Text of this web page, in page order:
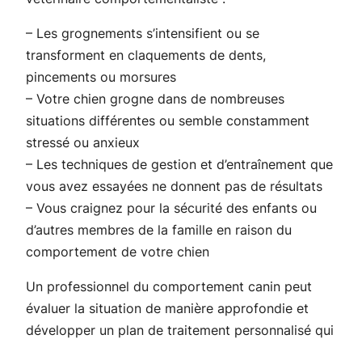
– Les grognements s’intensifient ou se
transforment en claquements de dents,
pincements ou morsures
– Votre chien grogne dans de nombreuses
situations différentes ou semble constamment
stressé ou anxieux
– Les techniques de gestion et d’entraînement que
vous avez essayées ne donnent pas de résultats
– Vous craignez pour la sécurité des enfants ou
d’autres membres de la famille en raison du
comportement de votre chien
Un professionnel du comportement canin peut
évaluer la situation de manière approfondie et
développer un plan de traitement personnalisé qui